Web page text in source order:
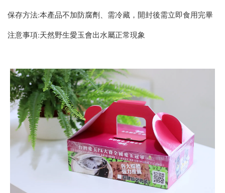
保存方法:本產品不加防腐劑、需冷藏，開封後需立即食用完畢
注意事項:天然野生愛玉會出水屬正常現象